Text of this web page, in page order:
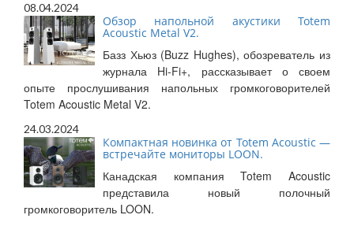
08.04.2024
Обзор напольной акустики Totem
Acoustic Metal V2.
Базз Хьюз (Buzz Hughes), обозреватель из
журнала Hi-Fi+, рассказывает о своем
опыте прослушивания напольных громкоговорителей
Totem Acoustic Metal V2.
24.03.2024
Компактная новинка от Totem Acoustic —
встречайте мониторы LOON.
Канадская компания Totem Acoustic
представила новый полочный
громкоговоритель LOON.